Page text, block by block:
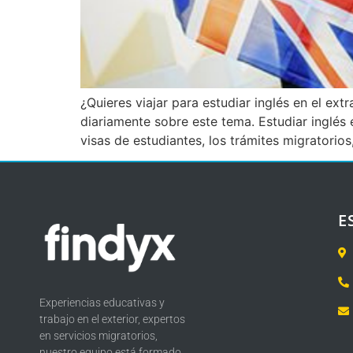
¿Quieres viajar para estudiar inglés en el
diariamente sobre este tema. Estudiar
visas de estudiantes, los trámites
Experiencias educativas y
trabajo en el exterior, expertos
en servicios migratorios,